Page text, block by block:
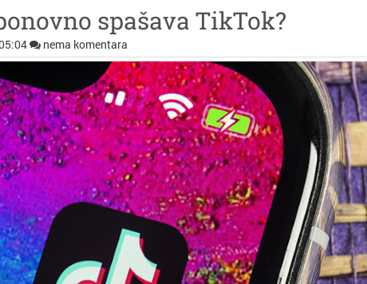
spašava TikTok?
nema komentara